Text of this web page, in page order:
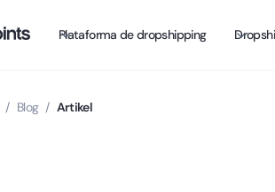
Plataforma de dropshipping
/ Blog / Artikel